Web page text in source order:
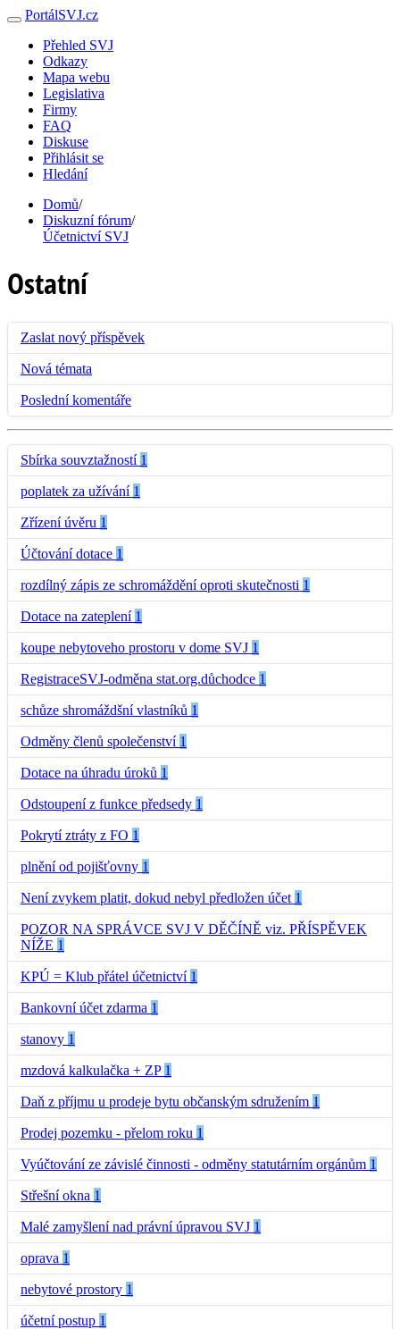
PortálSVJ.cz
Přehled SVJ
Odkazy
Mapa webu
Legislativa
Firmy
FAQ
Diskuse
Přihlásit se
Hledání
Domů/
Diskuzní fórum/
Účetnictví SVJ
Ostatní
Zaslat nový příspěvek
Nová témata
Poslední komentáře
Sbírka souvztažností 1
poplatek za užívání 1
Zřízení úvěru 1
Účtování dotace 1
rozdílný zápis ze schromáždění oproti skutečnosti 1
Dotace na zateplení 1
koupe nebytoveho prostoru v dome SVJ 1
RegistraceSVJ-odměna stat.org.důchodce 1
schůze shromáždšní vlastníků 1
Odměny členů společenství 1
Dotace na úhradu úroků 1
Odstoupení z funkce předsedy 1
Pokrytí ztráty z FO 1
plnění od pojišťovny 1
Není zvykem platit, dokud nebyl předložen účet 1
POZOR NA SPRÁVCE SVJ V DĚČÍNĚ viz. PŘÍSPĚVEK
NÍŽE 1
KPÚ = Klub přátel účetnictví 1
Bankovní účet zdarma 1
stanovy 1
mzdová kalkulačka + ZP 1
Daň z příjmu u prodeje bytu občanským sdružením 1
Prodej pozemku - přelom roku 1
Vyúčtování ze závislé činnosti - odměny statutárním orgánům 1
Střešní okna 1
Malé zamyšlení nad právní úpravou SVJ 1
oprava 1
nebytové prostory 1
účetní postup 1